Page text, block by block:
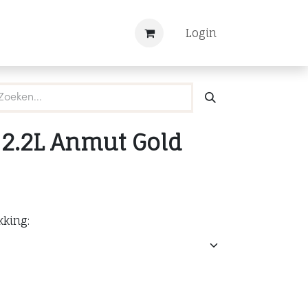
Login
Anmut Gold